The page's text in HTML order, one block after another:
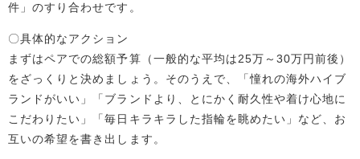
件」のすり合わせです。
〇具体的なアクション
まずはペアでの総額予算（一般的な平均は25万～30万円前後）
をざっくりと決めましょう。そのうえで、「憧れの海外ハイブ
ランドがいい」「ブランドより、とにかく耐久性や着け心地に
こだわりたい」「毎日キラキラした指輪を眺めたい」など、お
互いの希望を書き出します。